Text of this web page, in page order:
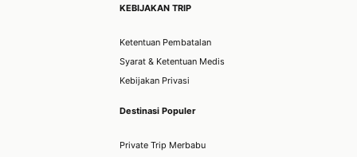
KEBIJAKAN TRIP
Ketentuan Pembatalan
Syarat & Ketentuan Medis
Kebijakan Privasi
Destinasi Populer
Private Trip Merbabu